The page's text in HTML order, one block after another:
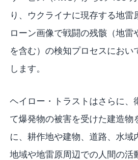
り、ウクライナに現存する地雷
ローン画像で戦闘の残骸（地雷
を含む）の検知プロセスにおい
します。
ヘイロー・トラストはさらに、
て爆発物の被害を受けた建造物
に、耕作地や建物、道路、水域
地域や地雷原周辺での人間の活